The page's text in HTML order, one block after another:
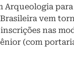
Arqueologia
vem
nas
(com